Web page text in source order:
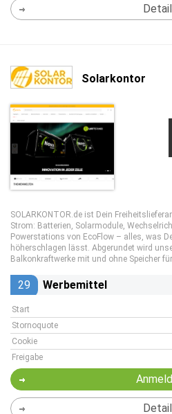
Solarkontor
SOLARKONTOR.de ist Dein
Strom: Batterien, Solarmodule,
Powerstations von EcoFlow – alles, was
höherschlagen lässt. Abgerundet wird
Balkonkraftwerke mit und ohne Speicher
29 Werbemittel
Start
Stornoquote
Cookie
Freigabe